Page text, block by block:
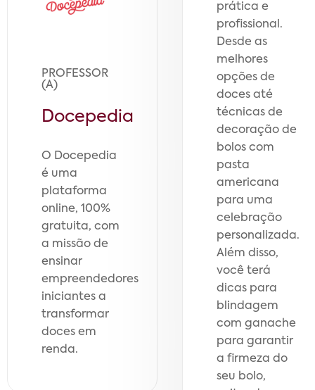
PROFESSOR
(A)
Docepedia
O Docepedia
é uma
plataforma
online, 100%
gratuita, com
a missão de
ensinar
empreendedores
iniciantes a
transformar
doces em
renda.
prática e
profissional.
Desde as
melhores
opções de
doces até
técnicas de
decoração de
bolos com
pasta
americana
para uma
celebração
personalizada.
Além disso,
você terá
dicas para
blindagem
com ganache
para garantir
a firmeza do
seu bolo,